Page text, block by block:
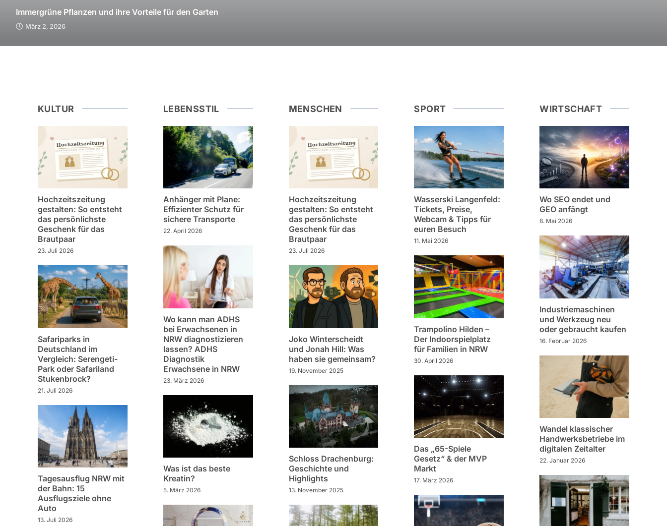
Immergrüne Pflanzen und ihre Vorteile für den Garten
März 2, 2026
KULTUR
Hochzeitszeitung
gestalten: So entsteht
das persönlichste
Geschenk für das
Brautpaar
23. Juli 2026
Safariparks in
Deutschland im
Vergleich: Serengeti-
Park oder Safariland
Stukenbrock?
21. Juli 2026
Tagesausflug NRW mit
der Bahn: 15
Ausflugsziele ohne
Auto
13. Juli 2026
LEBENSSTIL
Anhänger mit Plane:
Effizienter Schutz für
sichere Transporte
22. April 2026
Wo kann man ADHS
bei Erwachsenen in
NRW diagnostizieren
lassen? ADHS
Diagnostik
Erwachsene in NRW
23. März 2026
Was ist das beste
Kreatin?
5. März 2026
MENSCHEN
Hochzeitszeitung
gestalten: So entsteht
das persönlichste
Geschenk für das
Brautpaar
23. Juli 2026
Joko Winterscheidt
und Jonah Hill: Was
haben sie gemeinsam?
19. November 2025
Schloss Drachenburg:
Geschichte und
Highlights
13. November 2025
SPORT
Wasserski Langenfeld:
Tickets, Preise,
Webcam & Tipps für
euren Besuch
11. Mai 2026
Trampolino Hilden –
Der Indoorspielplatz
für Familien in NRW
30. April 2026
Das „65-Spiele
Gesetz“ & der MVP
Markt
17. März 2026
WIRTSCHAFT
Wo SEO endet und
GEO anfängt
8. Mai 2026
Industriemaschinen
und Werkzeug neu
oder gebraucht kaufen
16. Februar 2026
Wandel klassischer
Handwerksbetriebe im
digitalen Zeitalter
22. Januar 2026